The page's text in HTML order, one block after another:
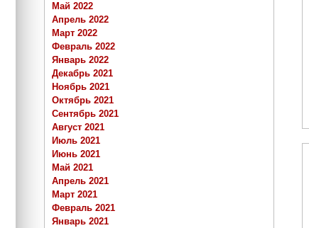
Май 2022
Апрель 2022
Март 2022
Февраль 2022
Январь 2022
Декабрь 2021
Ноябрь 2021
Октябрь 2021
Сентябрь 2021
Август 2021
Июль 2021
Июнь 2021
Май 2021
Апрель 2021
Март 2021
Февраль 2021
Январь 2021